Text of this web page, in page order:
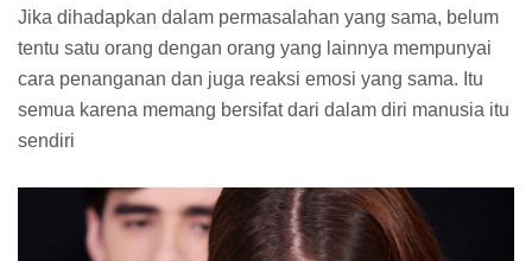
Jika dihadapkan dalam permasalahan yang sama, belum
tentu satu orang dengan orang yang lainnya mempunyai
cara penanganan dan juga reaksi emosi yang sama. Itu
semua karena memang bersifat dari dalam diri manusia itu
sendiri